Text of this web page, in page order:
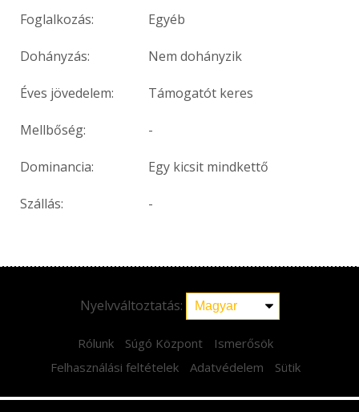
Foglalkozás: Egyéb
Dohányzás: Nem dohányzik
Éves jövedelem: Támogatót keres
Mellbőség: -
Dominancia: Egy kicsit mindkettő
Szállás: -
Nyelvváltoztatás:
Rólunk Súgó Központ
Ismerősök
Felhasználási feltételek
Adatvédelem Sütik